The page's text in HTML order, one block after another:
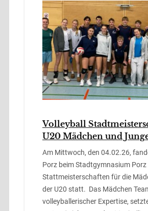
Volleyball
U20 Mädchen und
Am Mittwoch, den 04.02.26,
Porz beim Stadtgymnasium Porz
Stattmeisterschaften für die
der U20 statt. Das Mädchen
volleyballerischer Expertise,